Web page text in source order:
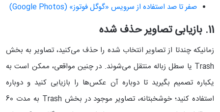
صفر تا صد استفاده از سرویس «گوگل فوتوز» (Google Photos)
11. بازیابی تصاویر حذف شده
زمانیکه چندتا از تصاویر انتخاب شده را حذف می‌کنید، تصاویر به بخش
Trash یا سطل زباله منتقل می‌شوند. در چنین مواقعی، ممکن است به
یکباره تصمیم بگیرید تا دوباره آن عکس‌ها را بازیابی کنید و دوباره
استفاده کنید؛ خوشخبتانه، تصاویر موجود در بخش Trash به مدت 60